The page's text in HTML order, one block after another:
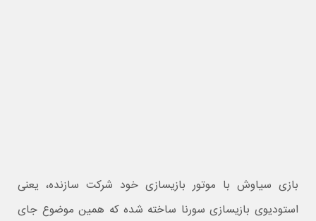
بازی سیاوش با موتور بازیسازی خود شرکت سازنده، یعنی
استودیوی بازیسازی سورنا ساخته شده که همین موضوع جای